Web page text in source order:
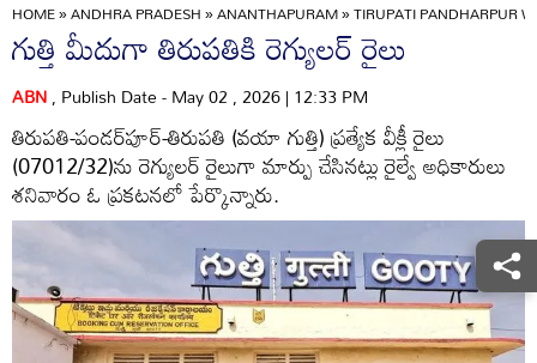
HOME»ANDHRA PRADESH»ANANTHAPURAM»TIRUPATI PANDHARPUR
గుత్తి మీదుగా తిరుపతికి రెగ్యులర్‌ రైలు
ABN, Publish Date - May 02 , 2026 | 12:33 PM
తిరుపతి-పండర్‌పూర్‌-తిరుపతి (వయా గుత్తి) ప్రత్యేక వీక్లీ రైలు
(07012/32)ను రెగ్యులర్‌ రైలుగా మార్పు చేసినట్లు రైల్వే అధికారులు
శనివారం ఓ ప్రకటనలో పేర్కొన్నారు.